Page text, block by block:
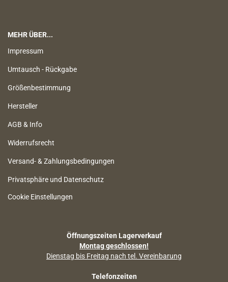
MEHR ÜBER...
Impressum
Umtausch - Rückgabe
Größenbestimmung
Hersteller
AGB & Info
Widerrufsrecht
Versand- & Zahlungsbedingungen
Privatsphäre und Datenschutz
Cookie Einstellungen
Öffnungszeiten Lagerverkauf
Montag geschlossen!
Dienstag bis Freitag nach tel. Vereinbarung
Telefonzeiten